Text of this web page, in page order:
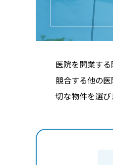
医院を開業す
競合する他の
切な物件を選び